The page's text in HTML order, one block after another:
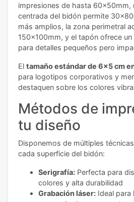
impresiones de hasta 60x50mm,
centrada del bidón permite
más amplios, la zona perimetral
150x100mm, y el tapón ofrece
para detalles pequeños pero
El tamaño estándar de 6x5 cm
para logotipos corporativos y
destaquen sobre los colores
Métodos de
tu diseño
Disponemos de múltiples
cada superficie del bidón:
Serigrafía: Perfecta para
colores y alta durabilidad
Grabación láser: Ideal